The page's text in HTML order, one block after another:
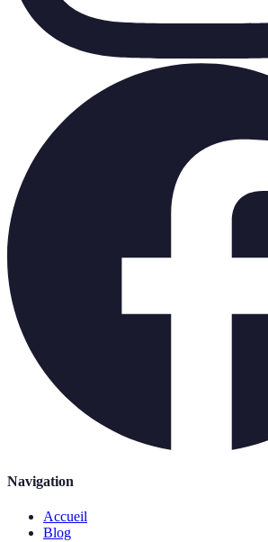
Navigation
Accueil
Blog